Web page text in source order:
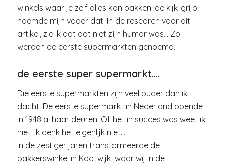
winkels waar je zelf alles kon pakken: de kijk-grijp
noemde mijn vader dat. In de research voor dit
artikel, zie ik dat dat niet zijn humor was… Zo
werden de eerste supermarkten genoemd.
de eerste super supermarkt….
Die eerste supermarkten zijn veel ouder dan ik
dacht. De eerste supermarkt in Nederland opende
in 1948 al haar deuren. Of het in succes was weet ik
niet, ik denk het eigenlijk niet…
In de zestiger jaren transformeerde de
bakkerswinkel in Kootwijk, waar wij in de